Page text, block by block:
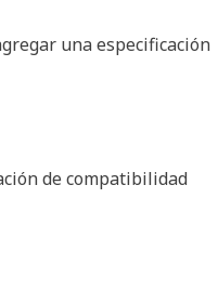
una especificación
de compatibilidad